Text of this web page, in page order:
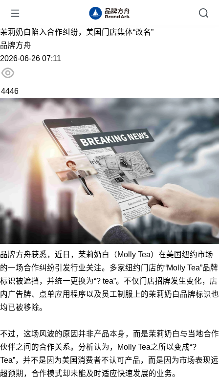
茉莉奶白陷入合作纠纷，美国门店集体“改名”
品牌方舟
2026-06-26 07:11
4446
品牌方舟获悉，近日，茉莉奶白（Molly Tea）在美国纽约市场
的一场合作纠纷引发行业关注。多家纽约门店的“Molly Tea”品牌
标识被遮挡，并统一更换为“? tea”。不仅门店招牌发生变化，店
内广告牌、点单应用程序以及员工制服上的茉莉奶白品牌标识也
均已被移除。
不过，这场风波的原因并非产品本身，而是茉莉奶白与当地合作
伙伴之间的合作关系。分析认为，Molly Tea之所以变成“?
Tea”，并不是因为美国消费者不认可产品，而是因为市场表现远
超预期，合作模式却未能及时适应快速发展的业务。